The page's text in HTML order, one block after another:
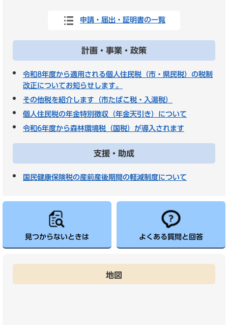
申請・届出・証明書の一覧
計画・事業・政策
令和8年度から適用される個人住民税（市・県民税）の税制
改正についてお知らせします。
その他税を紹介します（市たばこ税・入湯税）
個人住民税の年金特別徴収（年金天引き）について
令和6年度から森林環境税（国税）が導入されます
支援・助成
国民健康保険税の産前産後期間の軽減制度について
見つからないときは よくある質問と回答
地図